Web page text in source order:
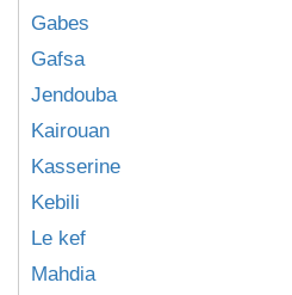
Gabes
Gafsa
Jendouba
Kairouan
Kasserine
Kebili
Le kef
Mahdia